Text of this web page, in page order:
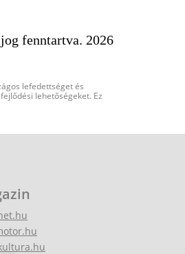
fenntartva. 2026
lefedettséget és
lehetőségeket. Ez